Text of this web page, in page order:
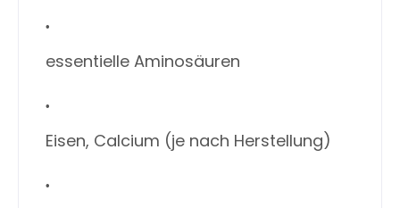
essentielle Aminosäuren
Eisen, Calcium (je nach Herstellung)